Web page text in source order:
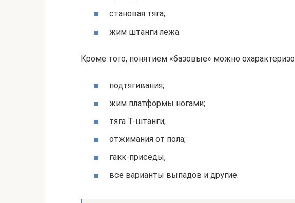
становая тяга;
жим штанги лежа.
Кроме того, понятием «базовые» можно
подтягивания;
жим платформы ногами;
тяга Т-штанги;
отжимания от пола;
гакк-приседы,
все варианты выпадов и другие.